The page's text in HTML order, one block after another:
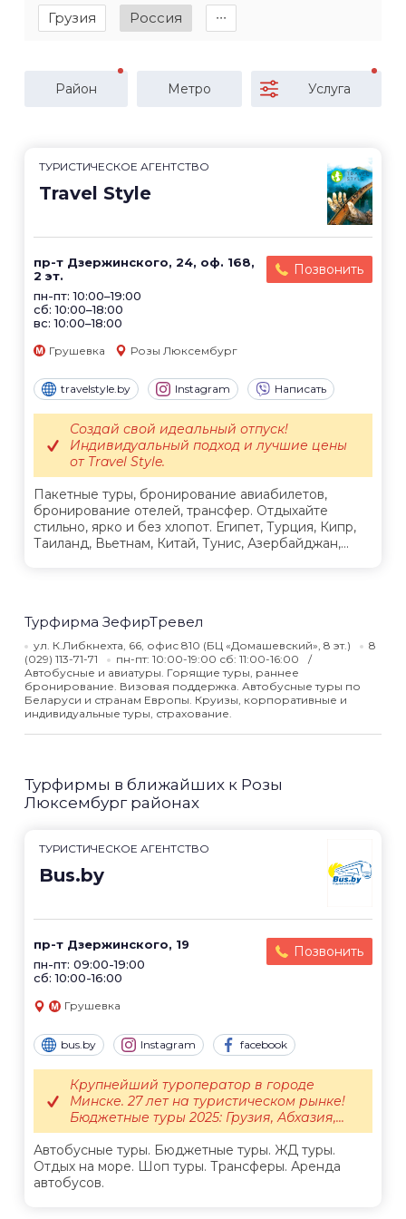
Грузия Россия ∙∙∙
Район Метро Услуга
ТУРИСТИЧЕСКОЕ АГЕНТСТВО
Travel Style
пр-т Дзержинского, 24, оф. 168,
2 эт.
пн-пт: 10:00–19:00
сб: 10:00–18:00
вс: 10:00–18:00
Позвонить
Грушевка Розы Люксембург
travelstyle.by Instagram Написать
Пакетные туры, бронирование авиабилетов,
бронирование отелей, трансфер. Отдыхайте
стильно, ярко и без хлопот. Египет, Турция, Кипр,
Таиланд, Вьетнам, Китай, Тунис, Азербайджан,...
Создай свой идеальный отпуск!
Индивидуальный подход и лучшие цены
от Travel Style.
Турфирма ЗефирТревел
ул. К.Либкнехта, 66, офис 810 (БЦ «Домашевский», 8 эт.)
8
(029) 113-71-71
пн-пт: 10:00-19:00 сб: 11:00-16:00
Автобусные и авиатуры. Горящие туры, раннее
бронирование. Визовая поддержка. Автобусные туры по
Беларуси и странам Европы. Круизы, корпоративные и
индивидуальные туры, страхование.
Турфирмы в ближайших к Розы
Люксембург районах
ТУРИСТИЧЕСКОЕ АГЕНТСТВО
Bus.by
пр-т Дзержинского, 19
пн-пт: 09:00-19:00
сб: 10:00-16:00
Позвонить
Грушевка
bus.by Instagram facebook
Автобусные туры. Бюджетные туры. ЖД туры.
Отдых на море. Шоп туры. Трансферы. Аренда
автобусов.
Крупнейший туроператор в городе
Минске. 27 лет на туристическом рынке!
Бюджетные туры 2025: Грузия, Абхазия,...